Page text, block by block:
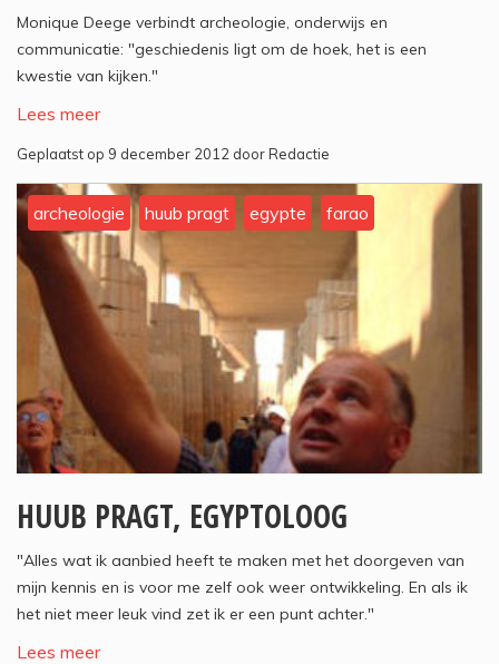
Monique Deege verbindt archeologie, onderwijs en
communicatie: "geschiedenis ligt om de hoek, het is een
kwestie van kijken."
Lees meer
Geplaatst op 9 december 2012 door Redactie
archeologie huub pragt egypte farao
HUUB PRAGT, EGYPTOLOOG
"Alles wat ik aanbied heeft te maken met het doorgeven van
mijn kennis en is voor me zelf ook weer ontwikkeling. En als ik
het niet meer leuk vind zet ik er een punt achter."
Lees meer